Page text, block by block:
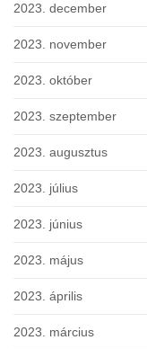
2023. december
2023. november
2023. október
2023. szeptember
2023. augusztus
2023. július
2023. június
2023. május
2023. április
2023. március